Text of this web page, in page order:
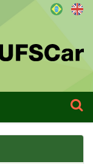
Busca